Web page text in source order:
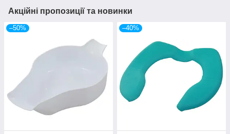
Акційні пропозиції та новинки
–50% –40%